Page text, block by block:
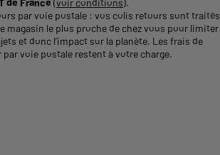
de France (voir conditions).
par voie postale : vos colis retours sont traités
magasin le plus proche de chez vous pour limiter
et donc l’impact sur la planète. Les frais de
par voie postale restent à votre charge.